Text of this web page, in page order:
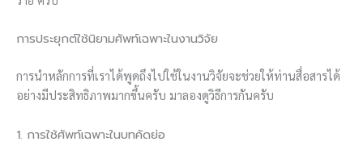
การประยุกต์ใช้นิยามศัพท์เฉพาะในงานวิจัย
การนำหลักการที่เราได้พูดถึงไปใช้ในงานวิจัยจะช่วยให้ท่านสื่อสารได้
อย่างมีประสิทธิภาพมากขึ้นครับ มาลองดูวิธีการกันครับ
1. การใช้ศัพท์เฉพาะในบทคัดย่อ